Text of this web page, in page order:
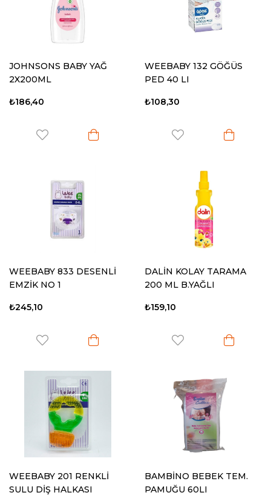
JOHNSONS BABY YAĞ
2X200ML
₺186,40
WEEBABY 132 GÖĞÜS
PED 40 LI
₺108,30
WEEBABY 833 DESENLİ
EMZİK NO 1
₺245,10
DALİN KOLAY TARAMA
200 ML B.YAĞLI
₺159,10
WEEBABY 201 RENKLİ
SULU DİŞ HALKASI
BAMBİNO BEBEK TEM.
PAMUĞU 60LI